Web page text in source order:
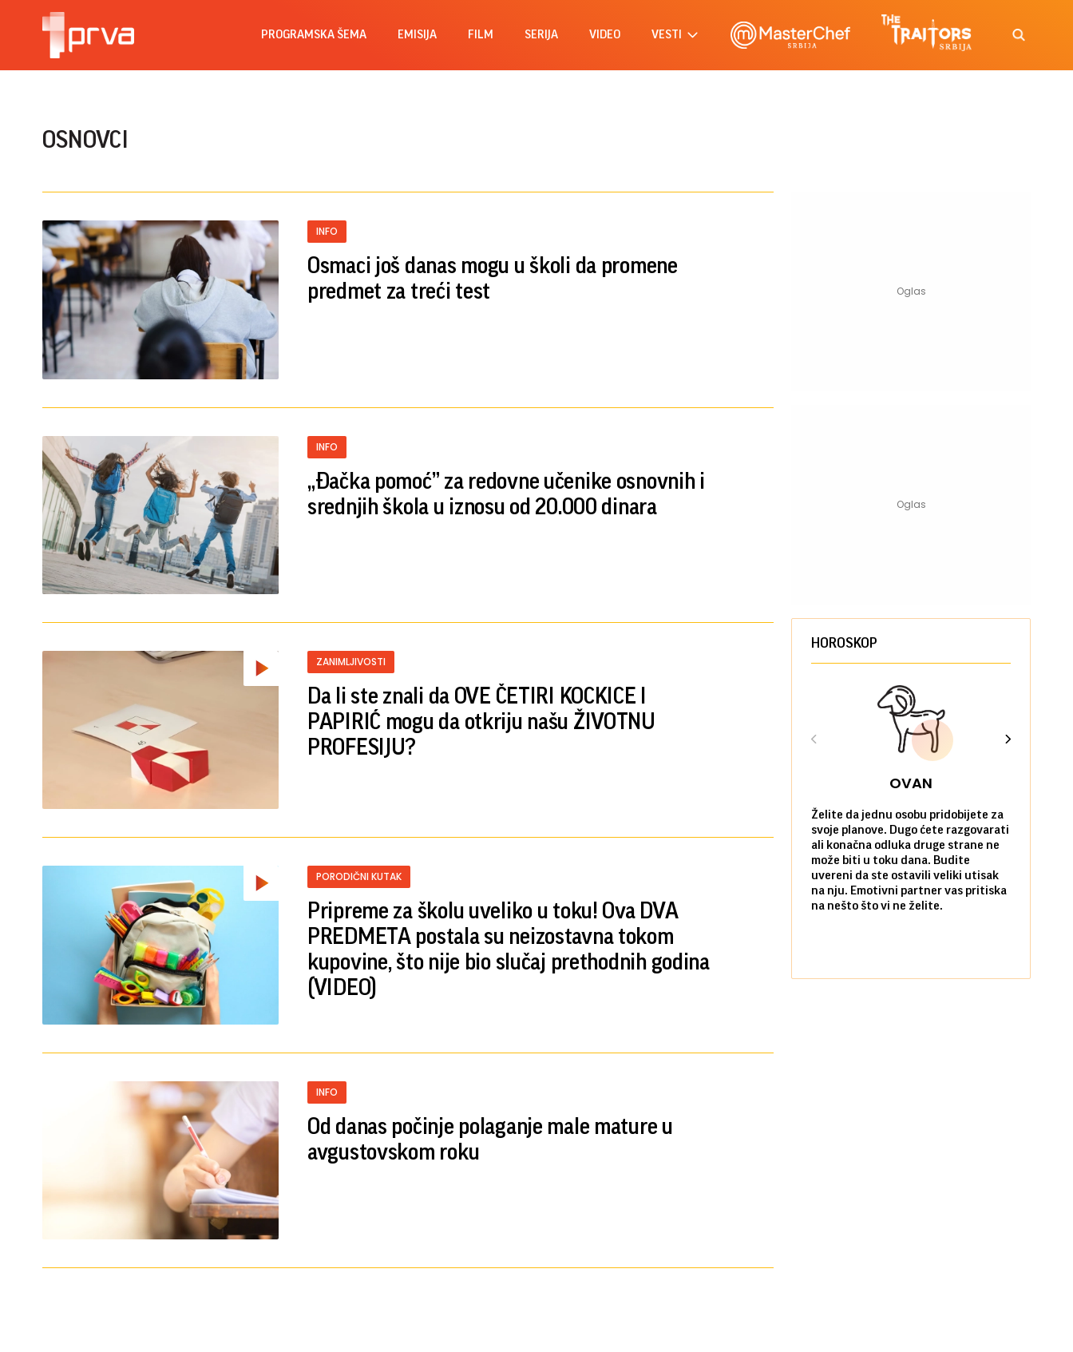
PROGRAMSKA ŠEMA EMISIJA FILM SERIJA VIDEO VESTI
OSNOVCI
INFO
Osmaci još danas mogu u školi da promene
predmet za treći test
INFO
„Đačka pomoć” za redovne učenike osnovnih i
srednjih škola u iznosu od 20.000 dinara
ZANIMLJIVOSTI
Da li ste znali da OVE ČETIRI KOCKICE I
PAPIRIĆ mogu da otkriju našu ŽIVOTNU
PROFESIJU?
PORODIČNI KUTAK
Pripreme za školu uveliko u toku! Ova DVA
PREDMETA postala su neizostavna tokom
kupovine, što nije bio slučaj prethodnih godina
(VIDEO)
INFO
Od danas počinje polaganje male mature u
avgustovskom roku
HOROSKOP
OVAN
Želite da jednu osobu pridobijete za
svoje planove. Dugo ćete razgovarati
ali konačna odluka druge strane ne
može biti u toku dana. Budite
uvereni da ste ostavili veliki utisak
na nju. Emotivni partner vas pritiska
na nešto što vi ne želite.